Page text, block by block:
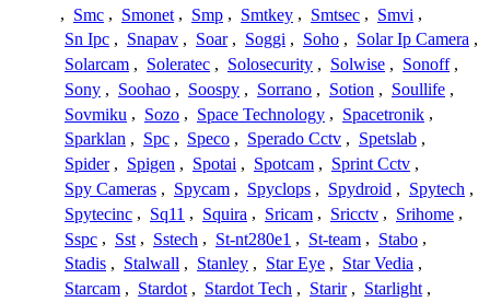
, Smc , Smonet , Smp , Smtkey , Smtsec , Smvi ,
Sn Ipc , Snapav , Soar , Soggi , Soho , Solar Ip Camera ,
Solarcam , Soleratec , Solosecurity , Solwise , Sonoff ,
Sony , Soohao , Soospy , Sorrano , Sotion , Soullife ,
Sovmiku , Sozo , Space Technology , Spacetronik ,
Sparklan , Spc , Speco , Sperado Cctv , Spetslab ,
Spider , Spigen , Spotai , Spotcam , Sprint Cctv ,
Spy Cameras , Spycam , Spyclops , Spydroid , Spytech ,
Spytecinc , Sq11 , Squira , Sricam , Sricctv , Srihome ,
Sspc , Sst , Sstech , St-nt280e1 , St-team , Stabo ,
Stadis , Stalwall , Stanley , Star Eye , Star Vedia ,
Starcam , Stardot , Stardot Tech , Starir , Starlight ,